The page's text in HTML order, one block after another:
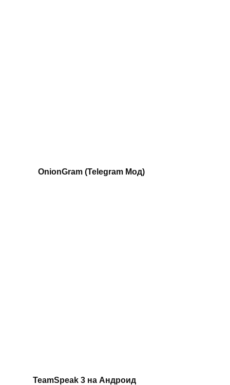
OnionGram (Telegram Мод)
TeamSpeak 3 на Андроид